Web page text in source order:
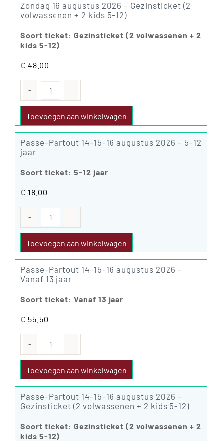
Zondag 16 augustus 2026 – Gezinsticket (2
volwassenen + 2 kids 5-12)
Soort ticket: Gezinsticket (2 volwassenen + 2
kids 5-12)
€ 48.00
Zondag
16
2026
Toevoegen aan winkelwagen
Passe-Partout 14-15-16 augustus 2026 – 5-12
jaar
Soort ticket: 5-12 jaar
€ 18.00
Passe-
Partout
15-
augustus
2026
aantal
Toevoegen aan winkelwagen
Passe-Partout 14-15-16 augustus 2026 –
Vanaf 13 jaar
Soort ticket: Vanaf 13 jaar
€ 55.50
Passe-
Partout
15-
augustus
2026
aantal
Toevoegen aan winkelwagen
Passe-Partout 14-15-16 augustus 2026 –
Gezinsticket (2 volwassenen + 2 kids 5-12)
Soort ticket: Gezinsticket (2 volwassenen + 2
kids 5-12)